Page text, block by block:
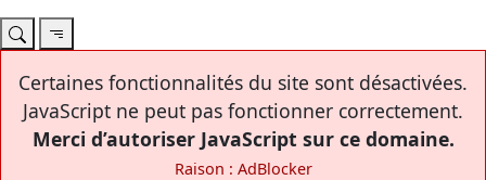
Certaines fonctionnalités du site sont désactivées.
JavaScript ne peut pas fonctionner correctement.
Merci d’autoriser JavaScript sur ce domaine.
Raison : AdBlocker